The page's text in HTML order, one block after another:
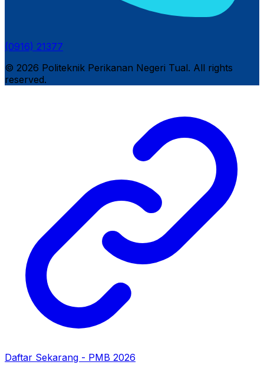
(0916) 21377
© 2026 Politeknik Perikanan Negeri Tual. All rights
reserved.
Daftar Sekarang - PMB 2026